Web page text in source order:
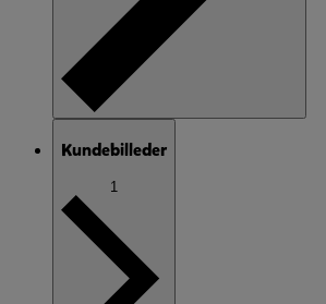
Kundebilleder
1